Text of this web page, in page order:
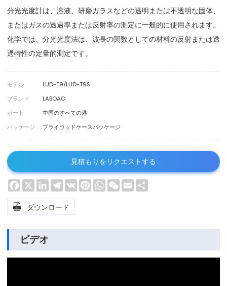
分光光度計は、溶液、研磨ガラスなどの透明または不透明な固体、
またはガスの透過率または反射率の測定に一般的に使用されます。
化学では、分光光度法は、波長の関数としての材料の反射または透
過特性の定量的測定です。
モデル
LUD-T9/LUD-T9S
ブランド
LABOAO
ポート
中国のすべての港
パッケージ
プライウッドケースパッケージ
見積もりをリクエストする
Facebook
X LinkedInTelegram
VK PinterestWhatsApp
WeChat
Email
 ダウンロード
ビデオ